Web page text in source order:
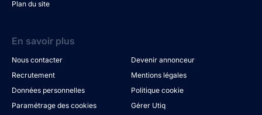
Plan du site
En savoir plus
Nous contacter
Devenir annonceur
Recrutement
Mentions légales
Données personnelles
Politique cookie
Paramétrage des cookies
Gérer Utiq